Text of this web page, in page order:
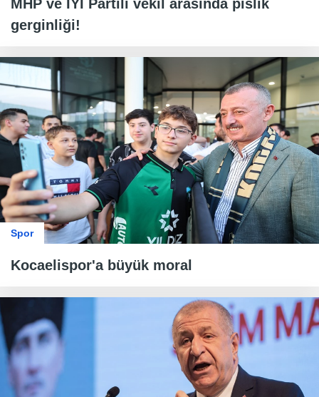
MHP ve İYİ Partili vekil arasında pislik
gerginliği!
Spor
Kocaelispor'a büyük moral